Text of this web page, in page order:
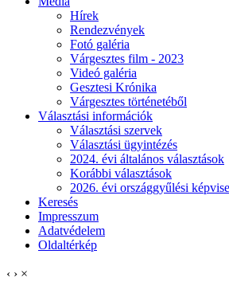
Hírek
Rendezvények
Fotó galéria
Várgesztes film - 2023
Videó galéria
Gesztesi Krónika
Várgesztes történetéből
Választási információk
Választási szervek
Választási ügyintézés
2024. évi általános választások
Korábbi választások
2026. évi országgyűlési
Keresés
Impresszum
Adatvédelem
Oldaltérkép
‹ › ×